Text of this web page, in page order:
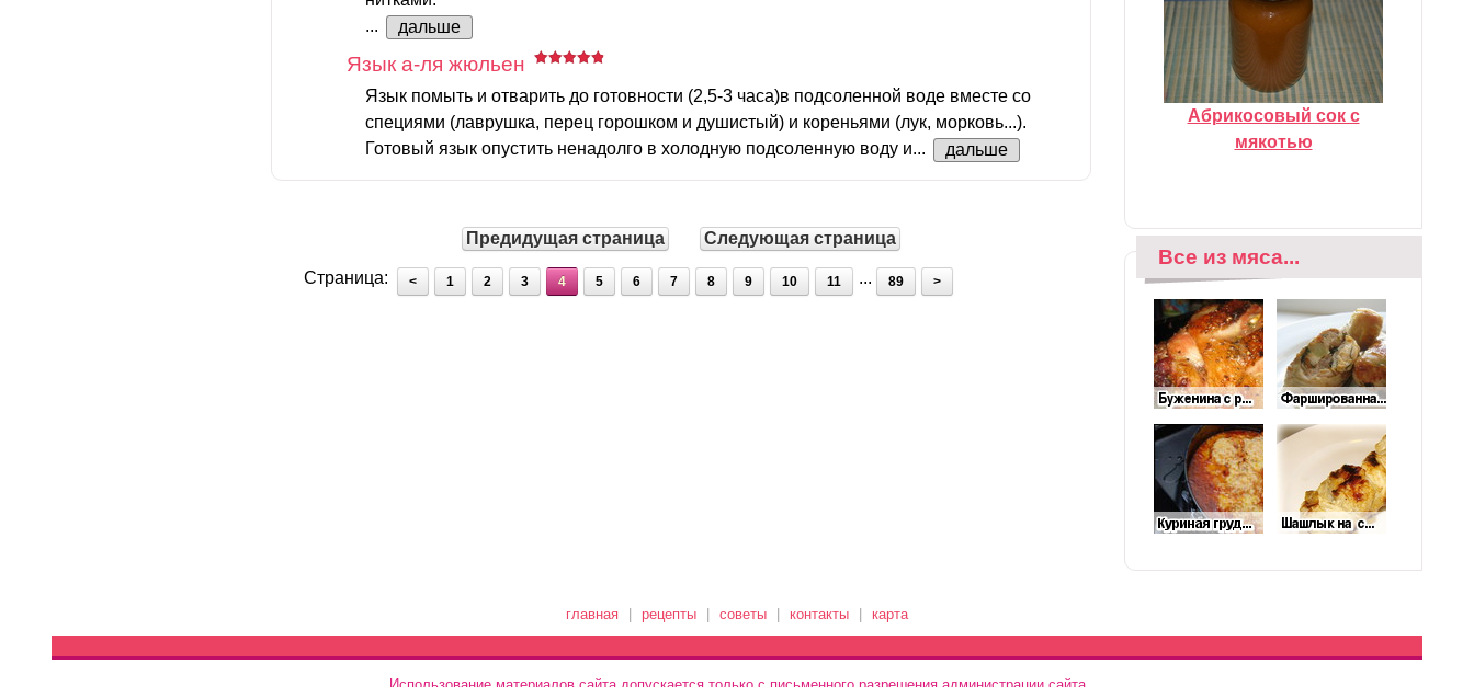
...
дальше
Язык а-ля жюльен
Язык помыть и отварить до готовности (2,5-3 часа)в подсоленной воде вместе со
специями (лаврушка, перец горошком и душистый) и кореньями (лук, морковь...).
Готовый язык опустить ненадолго в холодную подсоленную воду и...
дальше
Предидущая страница Следующая страница
Страница: < 1 2 3 4 5 6 7 8 9 10 11 ... 89 >
Абрикосовый сок с
мякотью
Все из мяса...
главная рецепты советы контакты карта